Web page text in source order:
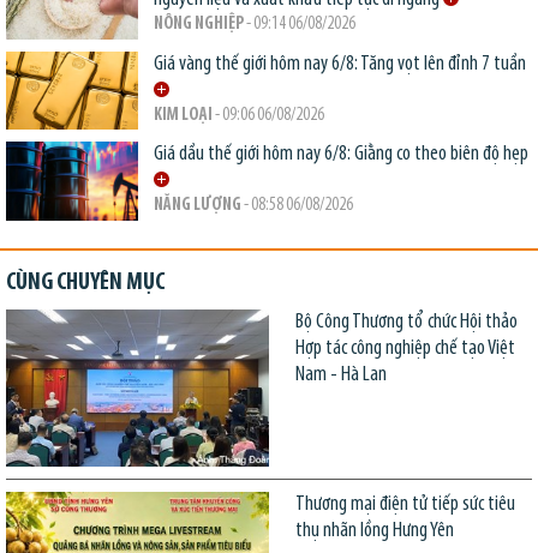
NÔNG NGHIỆP- 09:14 06/08/2026
Giá vàng thế giới hôm nay 6/8: Tăng vọt lên đỉnh 7 tuần
KIM LOẠI - 09:06 06/08/2026
Giá dầu thế giới hôm nay 6/8: Giằng co theo biên độ hẹp
NĂNG LƯỢNG - 08:58 06/08/2026
CÙNG CHUYÊN MỤC
Bộ Công Thương tổ chức Hội thảo
Hợp tác công nghiệp chế tạo Việt
Nam - Hà Lan
Thương mại điện tử tiếp sức tiêu
thụ nhãn lồng Hưng Yên